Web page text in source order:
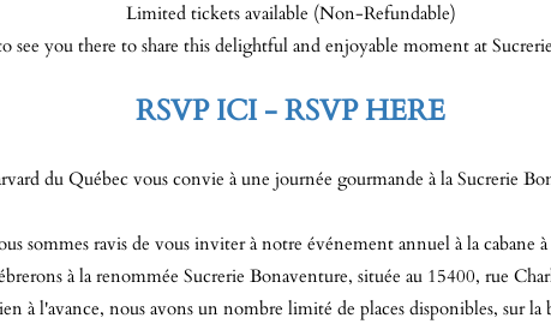
Limited tickets available (Non-Refundable)
see you there to share this delightful and enjoyable moment at
RSVP ICI - RSVP HERE
du Québec vous convie à une journée gourmande à la Sucrerie
sommes ravis de vous inviter à notre événement annuel à la cabane à
à la renommée Sucrerie Bonaventure, située au 15400, rue
à l'avance, nous avons un nombre limité de places disponibles, sur la